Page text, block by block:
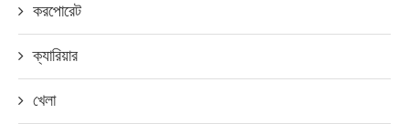
করপোরেট
ক্যারিয়ার
খেলা